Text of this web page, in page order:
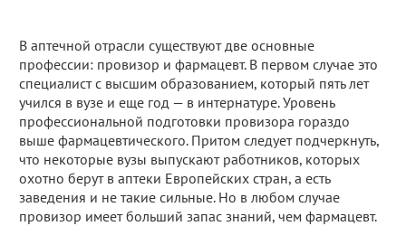
В аптечной отрасли существуют две основные
профессии: провизор и фармацевт. В первом случае это
специалист с высшим образованием, который пять лет
учился в вузе и еще год — в интернатуре. Уровень
профессиональной подготовки провизора гораздо
выше фармацевтического. Притом следует подчеркнуть,
что некоторые вузы выпускают работников, которых
охотно берут в аптеки Европейских стран, а есть
заведения и не такие сильные. Но в любом случае
провизор имеет больший запас знаний, чем фармацевт.